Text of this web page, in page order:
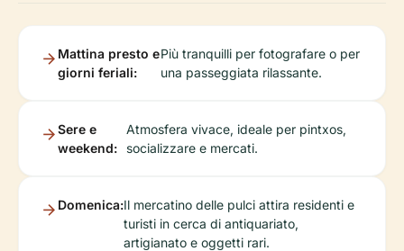
Mattina presto e
giorni feriali:
Più tranquilli per fotografare o per
una passeggiata rilassante.
Sere e
weekend:
Atmosfera vivace, ideale per pintxos,
socializzare e mercati.
Domenica:Il mercatino delle pulci attira residenti e
turisti in cerca di antiquariato,
artigianato e oggetti rari.